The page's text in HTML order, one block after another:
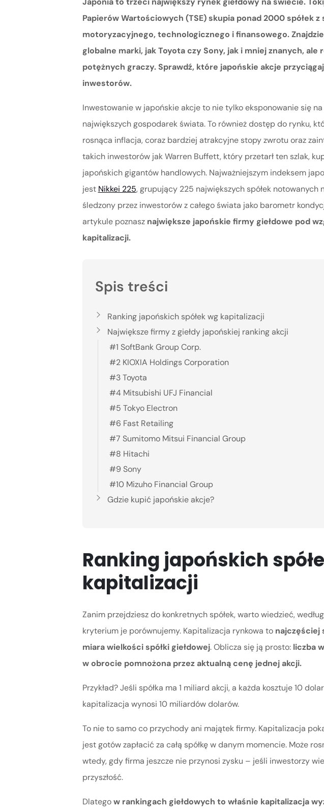
Papierów Wartościowych (TSE) skupia ponad 2000 spółek
motoryzacyjnego, technologicznego i finansowego.
globalne marki, jak Toyota czy Sony, jak i mniej znanych, ale
potężnych graczy. Sprawdź, które japońskie akcje
inwestorów.
Inwestowanie w japońskie akcje to nie tylko eksponowanie się
największych gospodarek świata. To również dostęp do rynku,
rosnąca inflacja, coraz bardziej atrakcyjne stopy zwrotu oraz
takich inwestorów jak Warren Buffett, który przetarł ten szlak,
japońskich gigantów handlowych. Najważniejszym indeksem
jest Nikkei 225, grupujący 225 największych spółek notowanych
śledzony przez inwestorów z całego świata jako barometr
artykule poznasz największe japońskie firmy giełdowe pod
kapitalizacji.
Spis treści
Ranking japońskich spółek wg kapitalizacji
Największe firmy z giełdy japońskiej ranking akcji
#1 SoftBank Group Corp.
#2 KIOXIA Holdings Corporation
#3 Toyota
#4 Mitsubishi UFJ Financial
#5 Tokyo Electron
#6 Fast Retailing
#7 Sumitomo Mitsui Financial Group
#8 Hitachi
#9 Sony
#10 Mizuho Financial Group
Gdzie kupić japońskie akcje?
Ranking japońskich
kapitalizacji
Zanim przejdziesz do konkretnych spółek, warto wiedzieć,
kryterium je porównujemy. Kapitalizacja rynkowa to najczęściej
miara wielkości spółki giełdowej. Oblicza się ją prosto: liczba
w obrocie pomnożona przez aktualną cenę jednej akcji.
Przykład? Jeśli spółka ma 1 miliard akcji, a każda kosztuje 10
kapitalizacja wynosi 10 miliardów dolarów.
To nie to samo co przychody ani majątek firmy. Kapitalizacja
jest gotów zapłacić za całą spółkę w danym momencie. Może
wtedy, gdy firma jeszcze nie przynosi zysku – jeśli inwestorzy
przyszłość.
Dlategow rankingach giełdowych to właśnie kapitalizacja